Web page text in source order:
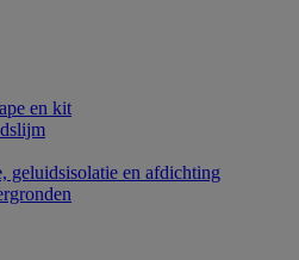
en kit
geluidsisolatie en afdichting